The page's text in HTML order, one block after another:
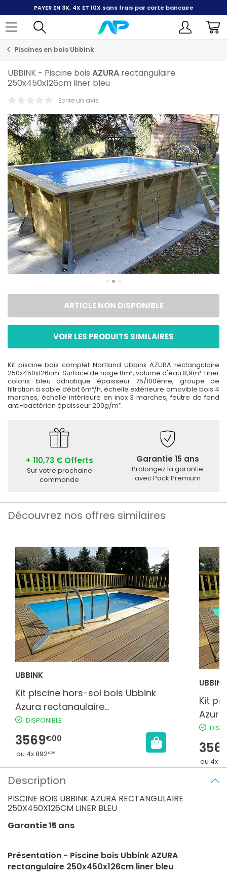
PAYER EN 3X, 4X ET 10X sans frais par carte bancaire
Piscines en bois Ubbink
UBBINK - Piscine bois AZURA rectangulaire
250x450x126cm liner bleu
Ecrire un avis
ARTICLE NON DISPONIBLE
VOIR LES PRODUITS SIMILAIRES
Kit piscine bois complet Nortland Ubbink AZURA rectangulaire
250x450x126cm. Surface de nage 8m², volume d'eau 8,9m³. Liner
coloris bleu adriatique épaisseur 75/100ème, groupe de
filtration à sable débit 6m³/h, échelle extérieure amovible bois 4
marches, échelle intérieure en inox 3 marches, feutre de fond
anti-bactérien épaisseur 200g/m².
+ 110,73 € Offerts
Sur votre prochaine
commande
Garantie 15 ans
Prolongez la garantie
avec Pack Premium
Découvrez nos offres similaires
UBBINK
Kit piscine hors-sol bois Ubbink
Azura rectangulaire
200x400x126cm liner bleu
75/100ème
DISPONIBLE
3569€00
ou 4x 892€25
UBBINK
Kit
75/
ou 4x
Description
PISCINE BOIS UBBINK AZURA RECTANGULAIRE
250X450X126CM LINER BLEU
Garantie 15 ans
Présentation - Piscine bois Ubbink AZURA
rectangulaire 250x450x126cm liner bleu